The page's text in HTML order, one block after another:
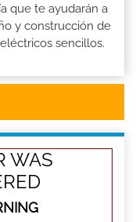
que te ayudarán a
y construcción de
sencillos.
WAS